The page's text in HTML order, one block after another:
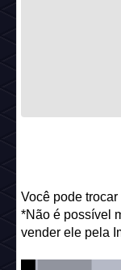
Você pode
*Não é possível
vender ele pela